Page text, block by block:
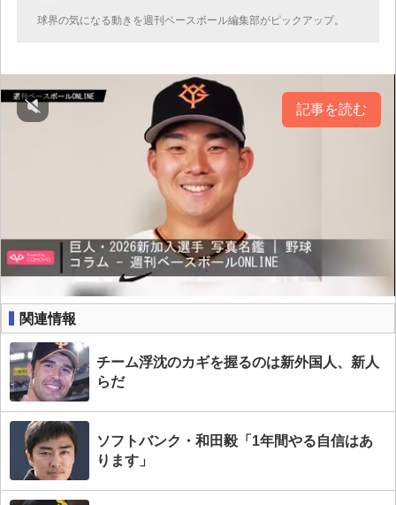
球界の気になる動きを週刊ベースボール編集部がピックアップ。
記事を読む
関連情報
チーム浮沈のカギを握るのは新外国人、新人
らだ
ソフトバンク・和田毅「1年間やる自信はあ
ります」